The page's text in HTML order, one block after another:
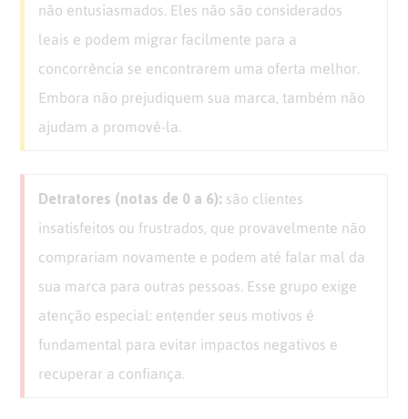
não entusiasmados. Eles não são considerados
leais e podem migrar facilmente para a
concorrência se encontrarem uma oferta melhor.
Embora não prejudiquem sua marca, também não
ajudam a promovê-la.
Detratores (notas de 0 a 6): são clientes
insatisfeitos ou frustrados, que provavelmente não
comprariam novamente e podem até falar mal da
sua marca para outras pessoas. Esse grupo exige
atenção especial: entender seus motivos é
fundamental para evitar impactos negativos e
recuperar a confiança.